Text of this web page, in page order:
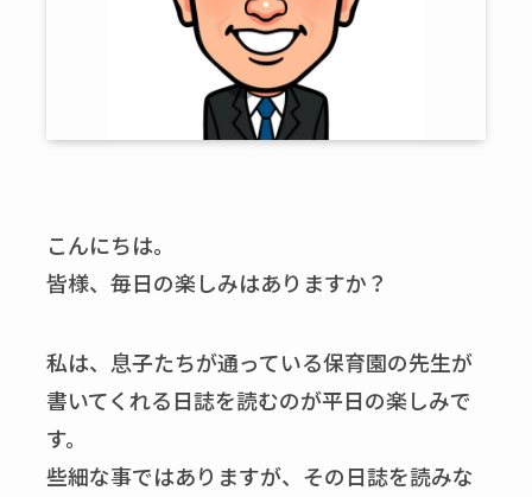
こんにちは。
皆様、毎日の楽しみはありますか？
私は、息子たちが通っている保育園の先生が
書いてくれる日誌を読むのが平日の楽しみで
す。
些細な事ではありますが、その日誌を読みな